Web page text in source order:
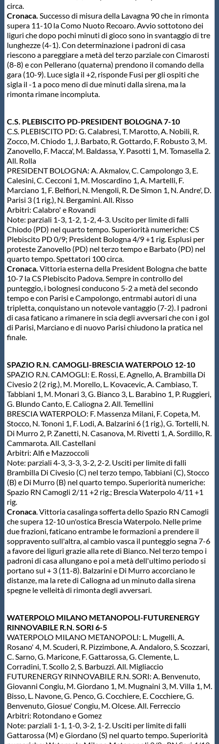
circa.
Cronaca. Successo di misura della Lavagna 90 che in rimonta
supera 11-10 la Como Nuoto Recoaro. Avvio sottotono dei
liguri che dopo pochi minuti di gioco sono in svantaggio di tre
lunghezze (4-1). Con determinazione i padroni di casa
riescono a pareggiare a metà del terzo parziale con Cimarosti
(8-8) e con Pellerano (quaterna) prendono il comando della
gara (10-9). Luce sigla il +2, risponde Fusi per gli ospiti che
sigla il -1 a poco meno di due minuti dalla sirena, ma la
rimonta rimane incompiuta.
C.S. PLEBISCITO PD-PRESIDENT BOLOGNA 7-10
C.S. PLEBISCITO PD: G. Calabresi, T. Marotto, A. Nobili, R.
Zocco, M. Chiodo 1, J. Barbato, R. Gottardo, F. Robusto 3, M.
Zanovello, F. Macca', M. Baldassa, Y. Pasotti 1, M. Tomasella 2.
All. Rolla
PRESIDENT BOLOGNA: A. Akmalov, C. Campolongo 3, E.
Calesini, C. Cecconi 1, M. Moscardino 1, A. Martelli, F.
Marciano 1, F. Belfiori, N. Mengoli, R. De Simon 1, N. Andre', D.
Parisi 3 (1 rig.), N. Bergamini. All. Risso
Arbitri: Calabro' e Rovandi
Note: parziali 1-3, 1-2, 1-2, 4-3. Uscito per limite di falli
Chiodo (PD) nel quarto tempo. Superiorità numeriche: CS
Plebiscito PD 0/9; President Bologna 4/9 +1 rig. Esplusi per
proteste Zanovello (PD) nel terzo tempo e Barbato (PD) nel
quarto tempo. Spettatori 100 circa.
Cronaca. Vittoria esterna della President Bologna che batte
10-7 la CS Plebiscito Padova. Sempre in controllo del
punteggio, i bolognesi conducono 5-2 a metà del secondo
tempo e con Parisi e Campolongo, entrmabi autori di una
tripletta, conquistano un notevole vantaggio (7-2). I padroni
di casa faticano a rimanere in scia degli avversari che con i gol
di Parisi, Marciano e di nuovo Parisi chiudono la pratica nel
finale.
SPAZIO R.N. CAMOGLI-BRESCIA WATERPOLO 12-10
SPAZIO R.N. CAMOGLI: E. Rossi, E. Agnello, A. Brambilla Di
Civesio 2 (2 rig.), M. Morello, L. Kovacevic, A. Cambiaso, T.
Tabbiani 1, M. Monari 3, G. Bianco 3, L. Barabino 1, P. Ruggieri,
G. Blundo Canto, E. Caliogna 2. All. Temellini
BRESCIA WATERPOLO: F. Massenza Milani, F. Copeta, M.
Stocco, N. Tononi 1, F. Lodi, A. Balzarini 6 (1 rig.), G. Tortelli, N.
Di Murro 2, P. Zanetti, N. Casanova, M. Rivetti 1, A. Sordillo, R.
Cammarota. All. Castellani
Arbitri: Alfi e Mazzoccoli
Note: parziali 4-3, 3-3, 3-2, 2-2. Usciti per limite di falli
Brambilla Di Civesio (C) nel terzo tempo, Tabbiani (C), Stocco
(B) e Di Murro (B) nel quarto tempo. Superiorità numeriche:
Spazio RN Camogli 2/11 +2 rig.; Brescia Waterpolo 4/11 +1
rig.
Cronaca. Vittoria casalinga sofferta dello Spazio RN Camogli
che supera 12-10 un'ostica Brescia Waterpolo. Nelle prime
due frazioni, faticano entrambe le formazioni a prendere il
soppravento sull'altra, al cambio vasca il punteggio segna 7-6
a favore dei liguri grazie alla rete di Bianco. Nel terzo tempo i
padroni di casa allungano e poi a metà dell'ultimo periodo si
portano sul + 3 (11-8). Balzarini e Di Murro accorciano le
distanze, ma la rete di Caliogna ad un minuto dalla sirena
spegne le velleità di rimonta degli avversari.
WATERPOLO MILANO METANOPOLI-FUTURENERGY
RINNOVABILE R.N. SORI 6-5
WATERPOLO MILANO METANOPOLI: L. Mugelli, A.
Rosano' 4, M. Scuderi, R. Pizzimbone, A. Andaloro, S. Scozzari,
C. Sarno, G. Maricone, F. Gattarossa, G. Clemente, L.
Corradini, T. Scollo 2, S. Barbuzzi. All. Migliaccio
FUTURENERGY RINNOVABILE R.N. SORI: A. Benvenuto,
Giovanni Congiu, M. Giordano 1, M. Mugnaini 3, M. Villa 1, M.
Bisso, L. Navone, G. Penco, G. Cocchiere, E. Cocchiere, G.
Benvenuto, Giosue' Congiu, M. Olcese. All. Ferreccio
Arbitri: Rotondano e Gomez
Note: parziali 1-1, 1-0, 3-2, 1-2. Usciti per limite di falli
Gattarossa (M) e Giordano (S) nel quarto tempo. Superiorità